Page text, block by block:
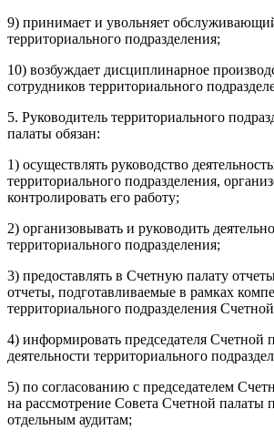
9) принимает и увольняет
территориального подразделения;
10) возбуждает дисциплинарное
сотрудников территориального
5. Руководитель территориального
палаты обязан:
1) осуществлять руководство
территориального подразделения,
контролировать его работу;
2) организовывать и руководить
территориального подразделения;
3) предоставлять в Счетную палату
отчеты, подготавливаемые в рамках
территориального подразделения
4) информировать председателя Счетной
деятельности территориального
5) по согласованию с председателем
на рассмотрение Совета Счетной палаты
отдельным аудитам;